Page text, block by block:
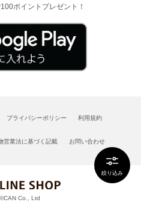
絞り込み
ポイントプレゼント！
プライバシーポリシー 利用規約
営業法に基づく記載 お問い合わせ
Co., Ltd